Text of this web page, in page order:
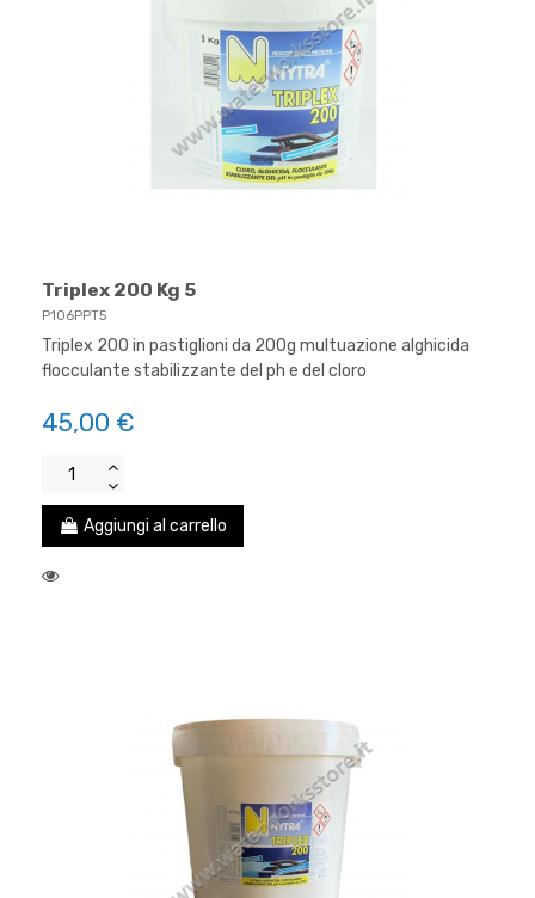
Triplex 200 Kg 5
P106PPT5
Triplex 200 in pastiglioni da 200g multuazione alghicida
flocculante stabilizzante del ph e del cloro
45,00 €
Aggiungi al carrello